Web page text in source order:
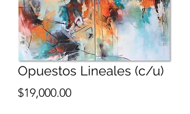
Opuestos Lineales (c/u)
$19,000.00Price